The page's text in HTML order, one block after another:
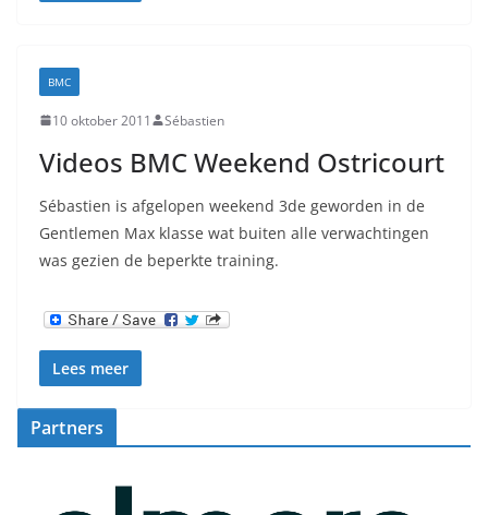
BMC
10 oktober 2011 Sébastien
Videos BMC Weekend Ostricourt
Sébastien is afgelopen weekend 3de geworden in de
Gentlemen Max klasse wat buiten alle verwachtingen
was gezien de beperkte training.
Lees meer
Partners